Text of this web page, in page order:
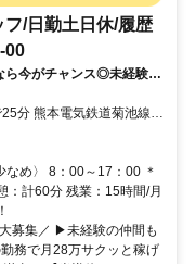
/日勤土日休/履歴
00
ら今がチャンス◎未経験
＊無料送迎あり ＊交通
東町・玉名郡長洲町 菊池
すすめです◎
なめ〉 8：00～17：00 ＊
：計60分 残業：15時間/月
募集／ ▶未経験の仲間も
務で月28万サクッと稼げ